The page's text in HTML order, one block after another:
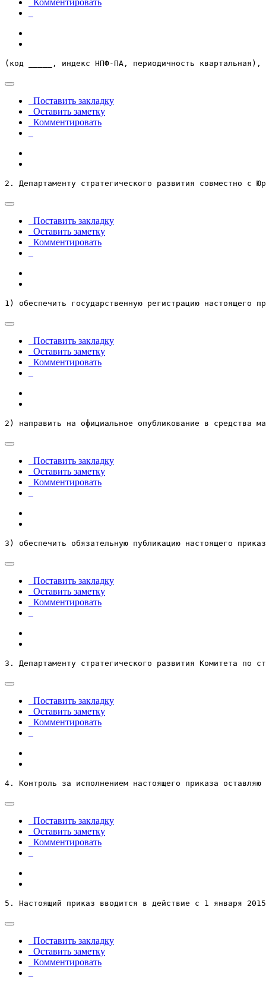
Комментировать
(код _____, индекс НПФ-ПА, периодичность
Поставить закладку
Оставить заметку
Комментировать
2. Департаменту стратегического развития совместно с
Поставить закладку
Оставить заметку
Комментировать
1) обеспечить государственную регистрацию настоящего
Поставить закладку
Оставить заметку
Комментировать
2) направить на официальное опубликование в средства
Поставить закладку
Оставить заметку
Комментировать
3) обеспечить обязательную публикацию настоящего
Поставить закладку
Оставить заметку
Комментировать
3. Департаменту стратегического развития Комитета по
Поставить закладку
Оставить заметку
Комментировать
4. Контроль за исполнением настоящего приказа
Поставить закладку
Оставить заметку
Комментировать
5. Настоящий приказ вводится в действие с 1 января
Поставить закладку
Оставить заметку
Комментировать